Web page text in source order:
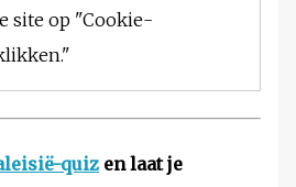
site op "Cookie-
quiz en laat je